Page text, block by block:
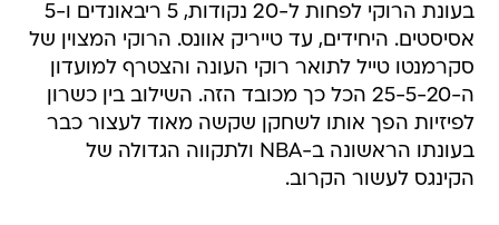
סקרמנטו טייל לתואר רוקי העונה והצטרף למועדון
ה-25-5-20 הכל כך מכובד הזה. השילוב בין כשרון
לפיזיות הפך אותו לשחקן שקשה מאוד לעצור כבר
בעונתו הראשונה ב-NBA ולתקווה הגדולה של
הקינגס לעשור הקרוב.
הבשורות הטובות מכיוון הדראפט לא נגמרו באוונס.